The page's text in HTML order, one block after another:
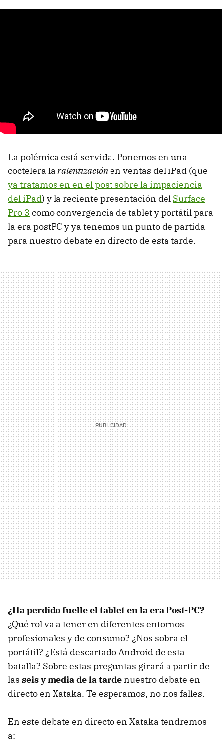
La polémica está servida. Ponemos en una
coctelera la ralentizaciónen ventas del iPad (que
ya tratamos en en el post sobre la impaciencia
del iPad) y la reciente presentación del Surface
Pro 3 como convergencia de tablet y portátil para
la era postPC y ya tenemos un punto de partida
para nuestro debate en directo de esta tarde.
¿Ha perdido fuelle el tablet en la era Post-PC?
¿Qué rol va a tener en diferentes entornos
profesionales y de consumo? ¿Nos sobra el
portátil? ¿Está descartado Android de esta
batalla? Sobre estas preguntas girará a partir de
las seis y media de la tarde nuestro debate en
directo en Xataka. Te esperamos, no nos falles.
En este debate en directo en Xataka tendremos
a: